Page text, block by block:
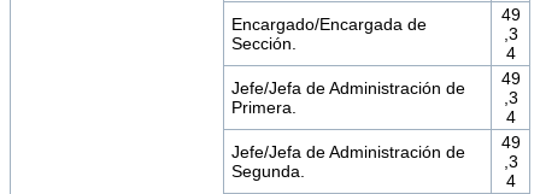
Encargado/Encargada de
Sección.
49
,3
4
Jefe/Jefa de Administración de
Primera.
49
,3
4
Jefe/Jefa de Administración de
Segunda.
49
,3
4